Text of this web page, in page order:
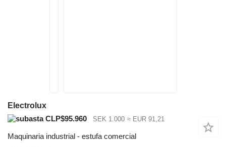
Electrolux
CLP$95.960
SEK 1.000 ≈ EUR 91,21
Maquinaria industrial - estufa comercial